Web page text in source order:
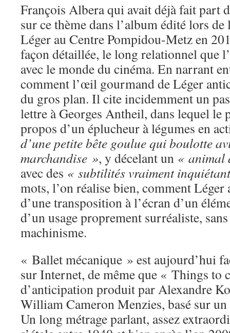
François Albera qui avait déjà fait part
sur ce thème dans l’album édité lors
Léger au Centre Pompidou-Metz en
façon détaillée, le long relationnel que
avec le monde du cinéma. En narrant
comment l’œil gourmand de Léger
du gros plan. Il cite incidemment un
lettre à Georges Antheil, dans lequel le
propos d’un éplucheur à légumes en
d’une petite bête goulue qui boulotte
marchandise », y décelant un « animal
avec des « subtilités vraiment
mots, l’on réalise bien, comment
d’une transposition à l’écran d’un
d’un usage proprement surréaliste,
machinisme.
« Ballet mécanique » est aujourd’hui
sur Internet, de même que « Things to
d’anticipation produit par Alexandre
William Cameron Menzies, basé sur
Un long métrage parlant, assez